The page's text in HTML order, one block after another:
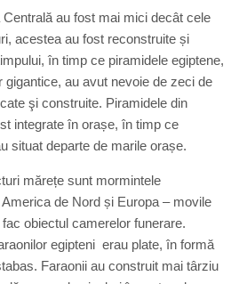
au fost mai mici decât cele
acestea au fost reconstruite și
în timp ce piramidele egiptene,
gigantice, au avut nevoie de zeci de
şi construite. Piramidele din
integrate în orașe, în timp ce
situat departe de marile orașe.
mărețe sunt mormintele
de Nord și Europa – movile
obiectul camerelor funerare.
egipteni erau plate, în formă
Faraonii au construit mai târziu